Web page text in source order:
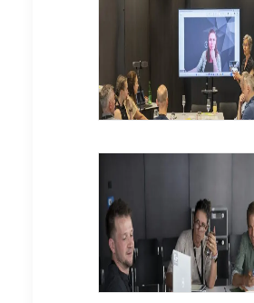
© Bündnis Nachhaltige
Hochschulen / ilgs.at
© Bündnis Nachhaltige
Hochschulen / ilgs.at